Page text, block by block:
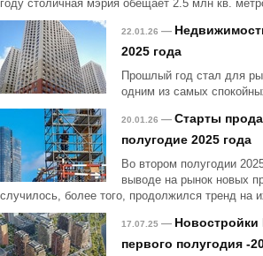
году столичная мэрия обещает 2.5 млн кв.
22.01.26 —
2025 года
Прошлый год стал для
одним из самых
20.01.26 — Старты
полугодие 2025 года
Во втором полугодии
выводе на рынок новых
случилось, более того, продолжился тренд на
17.07.25 —
первого полугодия -